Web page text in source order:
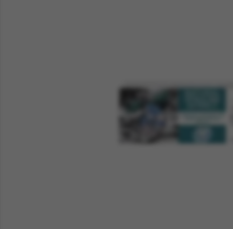
og modstandsdygtig
har vi taget denne
kontrollerede marker
dyrker planten
økologiske